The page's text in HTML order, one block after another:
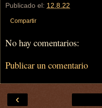
Publicado el: 12.8.22
Compartir
No hay comentarios:
Publicar un comentario
‹